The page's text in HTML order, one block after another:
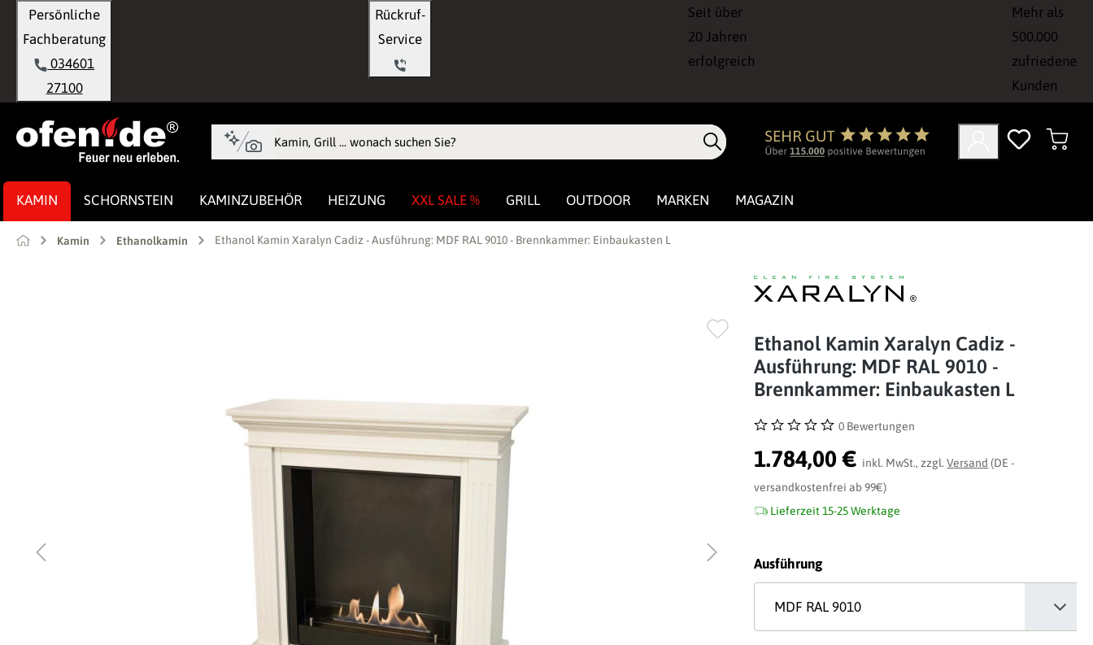
Zur Hauptnavigation springen
Persönliche
Fachberatung
034601
27100
Rückruf-
Seit über
20 Jahren
erfolgreich
Mehr als
500.000
zufriedene
Kunden
KAMIN SCHORNSTEIN KAMINZUBEHÖR HEIZUNG XXL SALE % GRILL OUTDOOR MARKEN MAGAZIN
Kamin Ethanolkamin Ethanol Kamin Xaralyn Cadiz - Ausführung: MDF RAL 9010 - Brennkammer: Einbaukasten L
Ethanol Kamin Xaralyn Cadiz -
Ausführung: MDF RAL 9010 -
Brennkammer: Einbaukasten L
Durchschnittliche Bewertung von 0 von 5 Sternen
0 Bewertungen
1.784,00 € inkl. MwSt., zzgl.Versand (DE -
versandkostenfrei ab 99€)
Lieferzeit 15-25 Werktage
Ausführungauswählen